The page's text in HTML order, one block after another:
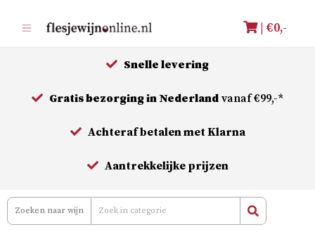
naar
de
| €0,-
Snelle levering
Gratis bezorging in Nederland vanaf €99,-*
Achteraf betalen met Klarna
Aantrekkelijke prijzen